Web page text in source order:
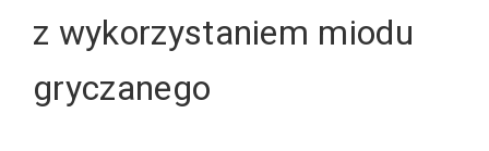
z wykorzystaniem miodu
gryczanego